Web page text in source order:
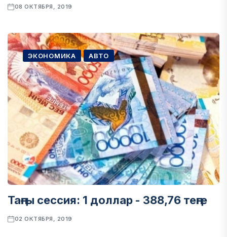
08 ОКТЯБРЯ, 2019
ЭКОНОМИКА АВТО
Таңғы сессия: 1 доллар - 388,76 теңге
02 ОКТЯБРЯ, 2019